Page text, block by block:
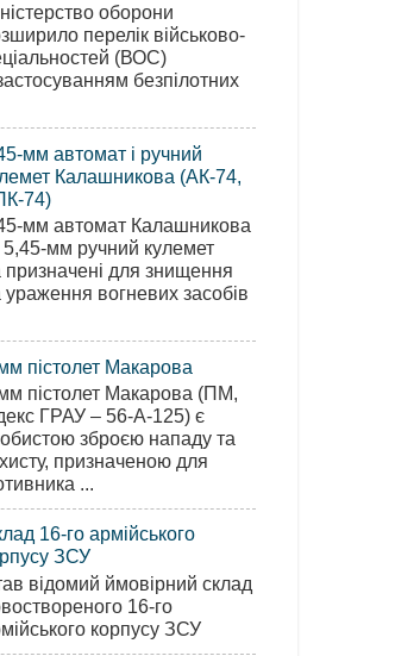
оборони
перелік військово-
(ВОС)
безпілотних
мм автомат і ручний
Калашникова (АК-74,
74)
мм автомат Калашникова
5,45-мм ручний кулемет
для знищення
ураження вогневих засобів
пістолет Макарова
пістолет Макарова (ПМ,
ГРАУ – 56-А-125) є
зброєю нападу та
призначеною для
...
16-го армійського
ЗСУ
відомий ймовірний склад
16-го
корпусу ЗСУ